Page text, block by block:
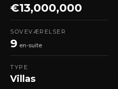
€13,000,000
SOVEVÆRELSER
9 en-suite
TYPE
Villas